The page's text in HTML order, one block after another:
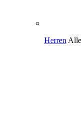
Herren